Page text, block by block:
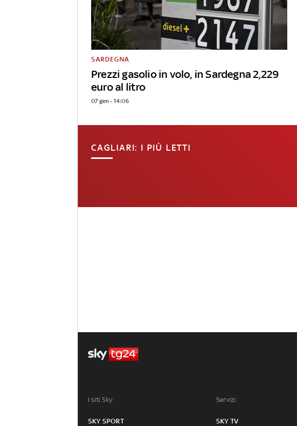
Prezzi gasolio in volo, in Sardegna 2,229
euro al litro
SARDEGNA
07 gen - 14:06
CAGLIARI: I PIÙ LETTI
I siti Sky:
SKY SPORT
Servizi:
SKY TV